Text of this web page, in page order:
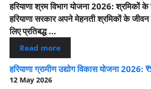
हरियाणा श्रम विभाग योजना 2026: श्रमिकों
हरियाणा सरकार अपने मेहनती श्रमिकों के
लिए प्रतिबद्ध ...
Read more
हरियाणा ग्रामीण उद्योग विकास योजना
12 May 2026